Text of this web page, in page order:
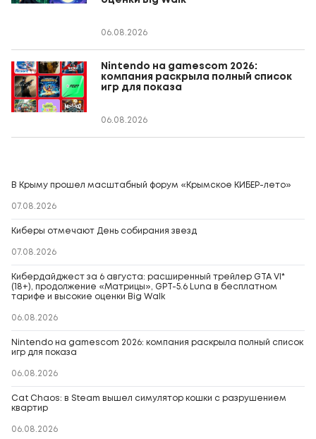
06.08.2026
Nintendo на gamescom 2026:
компания раскрыла полный список
игр для показа
06.08.2026
В Крыму прошел масштабный форум «Крымское КИБЕР-лето»
07.08.2026
Киберы отмечают День собирания звезд
07.08.2026
Кибердайджест за 6 августа: расширенный трейлер GTA VI*
(18+), продолжение «Матрицы», GPT-5.6 Luna в бесплатном
тарифе и высокие оценки Big Walk
06.08.2026
Nintendo на gamescom 2026: компания раскрыла полный список
игр для показа
06.08.2026
Cat Chaos: в Steam вышел симулятор кошки с разрушением
квартир
06.08.2026